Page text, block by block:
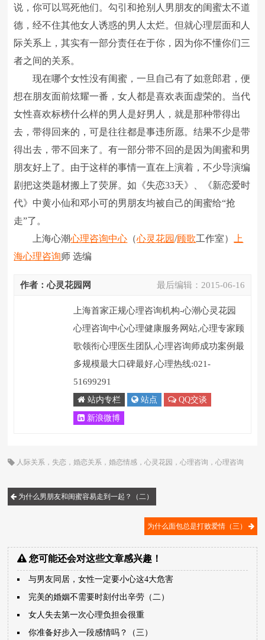
说，你可以骂死他们。勾引和抢别人男朋友的闺蜜太不道
德，经不住其他女人诱惑的男人太烂。但就心理层面和人
际关系上，其实有一部分责任在于你，因为你不懂你们三
者之间的关系。
现在哪个女性没有闺蜜，一旦自己有了如意郎君，便
想在朋友面前炫耀一番，女人都是喜欢表面虚荣的。当代
女性喜欢标榜什么样的男人是好男人，就是那种带得出
去，带得回来的，可是往往都是事违所愿。结果不少是带
得出去，带不回来了。有一部分带不回的是因为闺蜜和男
朋友好上了。由于这样的事情一直在上演着，不少导演编
剧把这类题材搬上了荧屏。如《失恋33天》、《新恋爱时
代》中黄小仙和邓小可的男朋友均被自己的闺蜜给“抢
走”了。
上海心潮心理咨询中心 （心灵花园/顾歌工作室）
上
海心理咨询师 选编
最后编辑： 2015-06-16
作者：心灵花园网
上海首家正规心理咨询机构-心潮心灵花园
心理咨询中心心理健康服务网站,心理专家顾
歌领衔心理医生团队,心理咨询师成功案例最
多规模最大口碑最好,心理热线:021-
51699291
站内专栏 站点 QQ交谈
新浪微博
人际关系 ， 失恋 ，婚恋关系 ，婚恋情感 ，心灵花园 ，心理咨询 ，心理咨询
为什么男朋友和闺蜜容易走到一起？（二）
为什么面包总是打败爱情（三）
您可能还会对这些文章感兴趣！
与男友同居，女性一定要小心这4大危害
完美的婚姻不需要时刻付出辛劳（二）
女人失去第一次心理负担会很重
你准备好步入一段感情吗？（三）